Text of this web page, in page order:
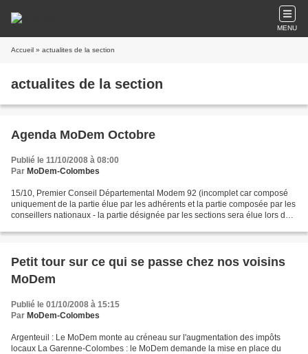
MENU
Accueil » actualites de la section
actualites de la section
Agenda MoDem Octobre
Publié le 11/10/2008 à 08:00
Par MoDem-Colombes
15/10, Premier Conseil Départemental Modem 92 (incomplet car composé
uniquement de la partie élue par les adhérents et la partie composée par les
conseillers nationaux - la partie désignée par les sections sera élue lors des
Petit tour sur ce qui se passe chez nos voisins
MoDem
Publié le 01/10/2008 à 15:15
Par MoDem-Colombes
Argenteuil : Le MoDem monte au créneau sur l'augmentation des impôts
locaux La Garenne-Colombes : le MoDem demande la mise en place du